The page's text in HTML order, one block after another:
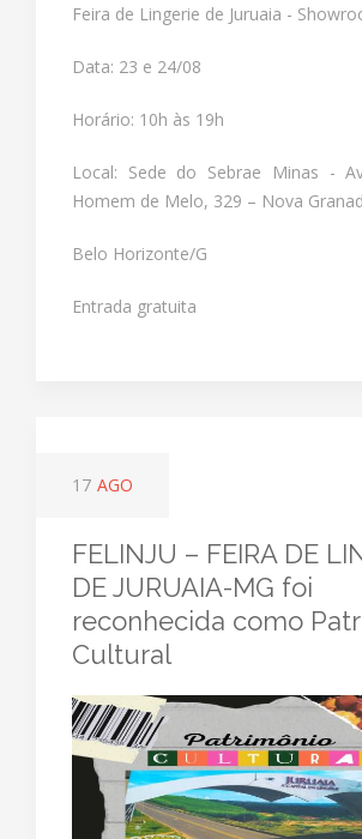
Feira de Lingerie de Juruaia -
Data: 23 e 24/08
Horário: 10h às 19h
Local: Sede do Sebrae Minas -
Homem de Melo, 329 – Nova
Belo Horizonte/G
Entrada gratuita
17 AGO
FELINJU – FEIRA DE
DE JURUAIA-MG foi
reconhecida como
Cultural